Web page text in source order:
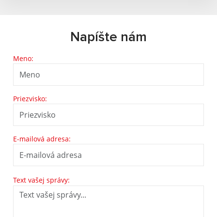
Napíšte nám
Meno:
Priezvisko:
E-mailová adresa:
Text vašej správy: